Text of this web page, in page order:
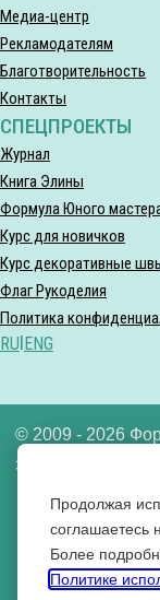
Медиа-центр
Рекламодателям
Благотворительность
Контакты
СПЕЦПРОЕКТЫ
Журнал
Книга Элины
Формула Юного
Курс для новичков
Курс декоративные
Флаг Рукоделия
Политика
RU ENG
© 2009 - 2026
защищены.
ООО
Продолжая
соглашаетесь
Более
Политике